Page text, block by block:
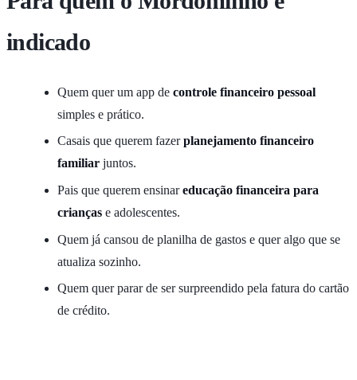
indicado
Quem quer um app de controle financeiro pessoal
simples e prático.
Casais que querem fazerplanejamento financeiro
familiar juntos.
Pais que querem ensinareducação financeira para
crianças e adolescentes.
Quem já cansou de planilha de gastos e quer algo que se
atualiza sozinho.
Quem quer parar de ser surpreendido pela fatura do cartão
de crédito.